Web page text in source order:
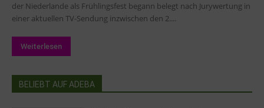
der Niederlande als Frühlingsfest begann belegt nach Jurywertung in
einer aktuellen TV-Sendung inzwischen den 2....
Weiterlesen
BELIEBT AUF ADEBA